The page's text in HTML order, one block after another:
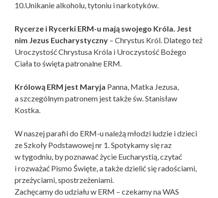
10.Unikanie alkoholu, tytoniu i narkotyków.
Rycerze i Rycerki ERM-u mają swojego Króla. Jest
nim Jezus Eucharystyczny – Chrystus Król. Dlatego też
Uroczystość Chrystusa Króla i Uroczystość Bożego
Ciała to święta patronalne ERM.
Królową ERM jest Maryja Panna, Matka Jezusa,
a szczególnym patronem jest także św. Stanisław
Kostka.
W naszej parafii do ERM-u należą młodzi ludzie i dzieci
ze Szkoły Podstawowej nr 1. Spotykamy się raz
w tygodniu, by poznawać życie Eucharystią, czytać
i rozważać Pismo Święte, a także dzielić się radościami,
przeżyciami, spostrzeżeniami.
Zachęcamy do udziału w ERM – czekamy na WAS